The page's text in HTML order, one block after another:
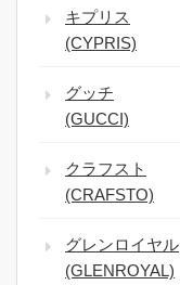
キプリス
(CYPRIS)
グッチ
(GUCCI)
クラフスト
(CRAFSTO)
グレンロイヤル
(GLENROYAL)